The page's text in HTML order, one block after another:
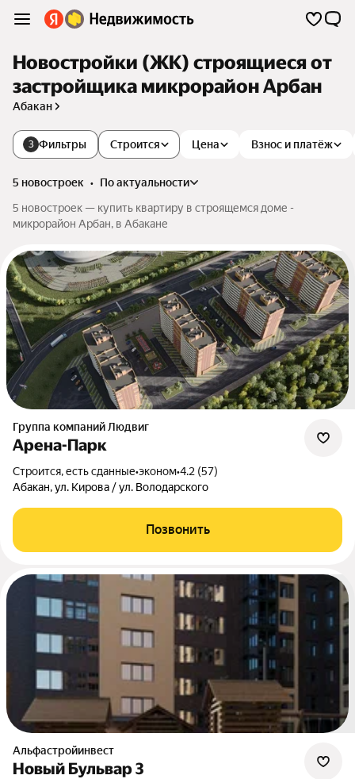
Новостройки (ЖК) строящиеся от
застройщика микрорайон Арбан
Абакан
3 Фильтры Цена Взнос и платёж
Строится
5 новостроек •
по актуальности
5 новостроек — купить квартиру в строящемся доме -
микрорайон Арбан, в Абакане
Группа компаний Людвиг
Арена-Парк
Строится, есть сданные•эконом•4.2 (57)
Абакан, ул. Кирова / ул. Володарского
Позвонить
Альфастройинвест
Новый Бульвар 3